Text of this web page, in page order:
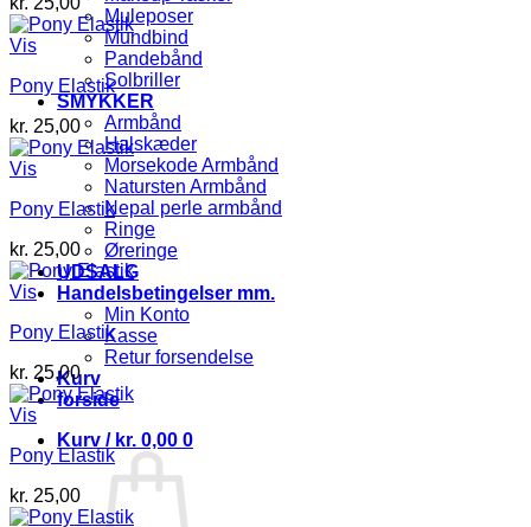
Muleposer
Mundbind
Pandebånd
Solbriller
SMYKKER
Armbånd
Halskæder
Morsekode Armbånd
Natursten Armbånd
Nepal perle armbånd
Ringe
Øreringe
UDSALG
Handelsbetingelser mm.
Min Konto
Kasse
Retur forsendelse
Kurv
forside
Kurv / kr. 0,00 0
Vis
Pony Elastik
kr. 25,00
Vis
Pony Elastik
kr. 25,00
Vis
Pony Elastik
kr. 25,00
Vis
Pony Elastik
kr. 25,00